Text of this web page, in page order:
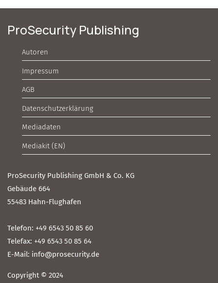
ProSecurity Publishing
Autoren
Impressum
AGB
Datenschutzerklärung
Mediadaten
Mediakit (EN)
ProSecurity Publishing GmbH & Co. KG
Gebäude 664
55483 Hahn-Flughafen
Telefon: +49 6543 50 85 60
Telefax: +49 6543 50 85 64
E-Mail: info@prosecurity.de
Copyright © 2024